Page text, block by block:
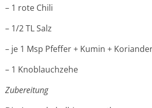
– 1 rote Chili
– 1/2 TL Salz
– je 1 Msp Pfeffer + Kumin +
– 1 Knoblauchzehe
Zubereitung